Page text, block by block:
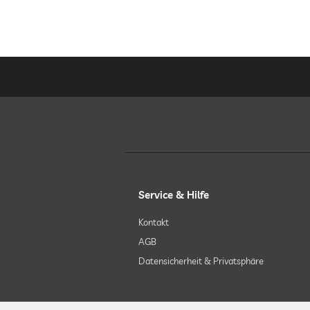
Service & Hilfe
Kontakt
AGB
Datensicherheit & Privatsphäre